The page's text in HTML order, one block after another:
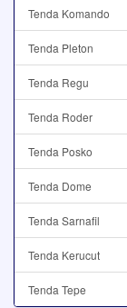
Tenda Komando
Tenda Pleton
Tenda Regu
Tenda Roder
Tenda Posko
Tenda Dome
Tenda Sarnafil
Tenda Kerucut
Tenda Tepe